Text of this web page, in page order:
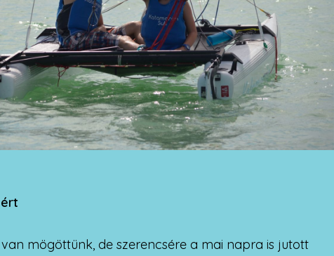
mögöttünk, de szerencsére a mai napra is jutott